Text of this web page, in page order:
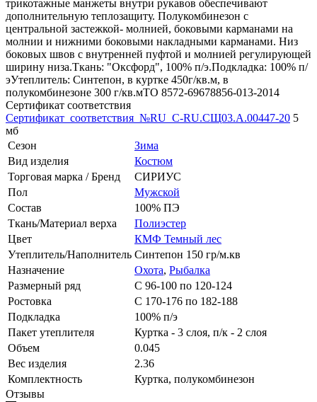
трикотажные манжеты внутри рукавов обеспечивают
дополнительную теплозащиту. Полукомбинезон с
центральной застежкой- молнией, боковыми карманами на
молнии и нижними боковыми накладными карманами. Низ
боковых швов с внутренней пуфтой и молнией регулирующей
ширину низа.Ткань: "Оксфорд", 100% п/э.Подкладка: 100% п/
эУтеплитель: Синтепон, в куртке 450г/кв.м, в
полукомбинезоне 300 г/кв.мТО 8572-69678856-013-2014
Сертификат соответствия
Сертификат_соответствия_№RU_C-RU.СЩ03.А.00447-20 5
мб
Сезон
Зима
Вид изделия
Костюм
Торговая марка / Бренд
СИРИУС
Пол
Мужской
Состав
100% ПЭ
Ткань/Материал верха
Полиэстер
Цвет
КМФ Темный лес
Утеплитель/Наполнитель Синтепон 150 гр/м.кв
Назначение
Охота, Рыбалка
Размерный ряд
С 96-100 по 120-124
Ростовка
С 170-176 по 182-188
Подкладка
100% п/э
Пакет утеплителя
Куртка - 3 слоя, п/к - 2 слоя
Объем
0.045
Вес изделия
2.36
Комплектность
Куртка, полукомбинезон
Отзывы